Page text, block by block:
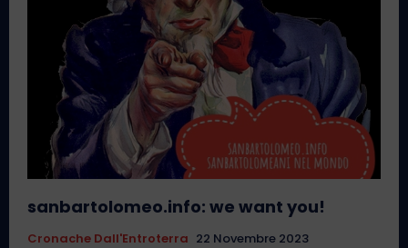
sanbartolomeo.info: we want you!
Cronache Dall'Entroterra 22 Novembre 2023